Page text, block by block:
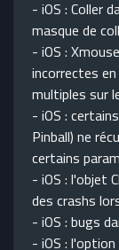
- iOS : Coller
masque de
- iOS :
incorrectes
multiples sur
- iOS :
Pinball) ne
certains
- iOS : l'objet
des crashs
- iOS : bugs
- iOS :